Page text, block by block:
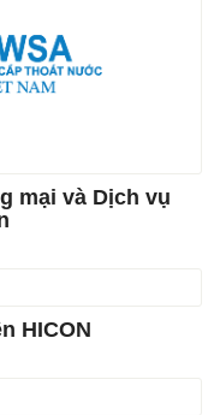
mại và Dịch vụ
HICON